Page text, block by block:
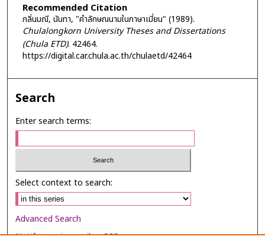
Recommended Citation
กลิ่นมณี, นันทา, "คำลักษณนามในภาษาเมี่ยน" (1989).
Chulalongkorn University Theses and Dissertations
(Chula ETD). 42464.
https://digital.car.chula.ac.th/chulaetd/42464
Search
Enter search terms:
Select context to search:
Advanced Search
Notify me via email orRSS